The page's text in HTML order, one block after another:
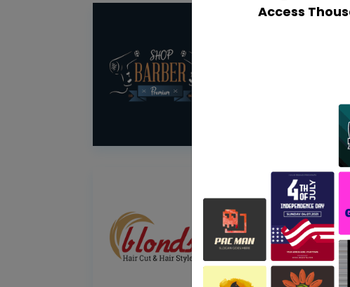
Access